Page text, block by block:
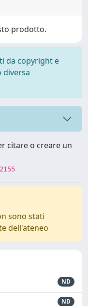
prodotto.
da copyright e
diversa
citare o creare un
sono stati
dell'ateneo
ND
ND